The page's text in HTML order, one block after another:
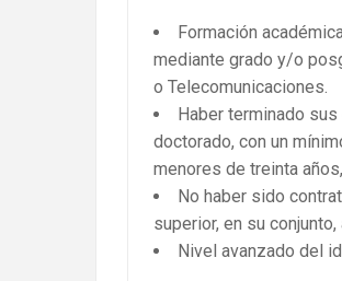
Formación
mediante grado y/o
o Telecomunicaciones.
Haber terminado
doctorado, con un
menores de treinta
No haber sido
superior, en su
Nivel avanzado del